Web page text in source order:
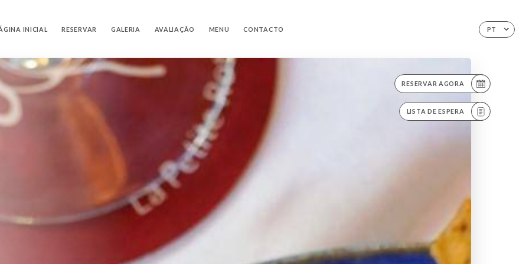
PT
INICIAL RESERVAR GALERIA AVALIAÇÃO MENU CONTACTO
RESERVAR AGORA
LISTA DE ESPERA